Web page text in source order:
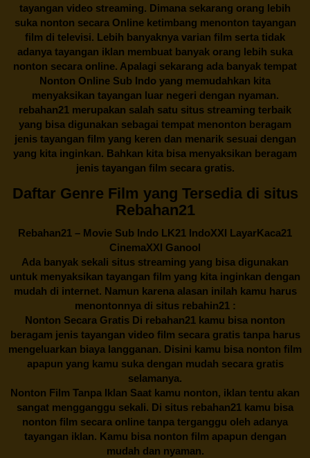
tayangan video streaming. Dimana sekarang orang lebih
suka nonton secara Online ketimbang menonton tayangan
film di televisi. Lebih banyaknya varian film serta tidak
adanya tayangan iklan membuat banyak orang lebih suka
nonton secara online. Apalagi sekarang ada banyak tempat
Nonton Online Sub Indo yang memudahkan kita
menyaksikan tayangan luar negeri dengan nyaman.
rebahan21 merupakan salah satu situs streaming terbaik
yang bisa digunakan sebagai tempat menonton beragam
jenis tayangan film yang keren dan menarik sesuai dengan
yang kita inginkan. Bahkan kita bisa menyaksikan beragam
jenis tayangan film secara gratis.
Daftar Genre Film yang Tersedia di situs
Rebahan21
Rebahan21 – Movie Sub Indo LK21 IndoXXI LayarKaca21
CinemaXXI Ganool
Ada banyak sekali situs streaming yang bisa digunakan
untuk menyaksikan tayangan film yang kita inginkan dengan
mudah di internet. Namun karena alasan inilah kamu harus
menontonnya di situs rebahin21 :
Nonton Secara Gratis Di rebahan21 kamu bisa nonton
beragam jenis tayangan video film secara gratis tanpa harus
mengeluarkan biaya langganan. Disini kamu bisa nonton film
apapun yang kamu suka dengan mudah secara gratis
selamanya.
Nonton Film Tanpa Iklan Saat kamu nonton, iklan tentu akan
sangat mengganggu sekali. Di situs rebahan21 kamu bisa
nonton film secara online tanpa terganggu oleh adanya
tayangan iklan. Kamu bisa nonton film apapun dengan
mudah dan nyaman.